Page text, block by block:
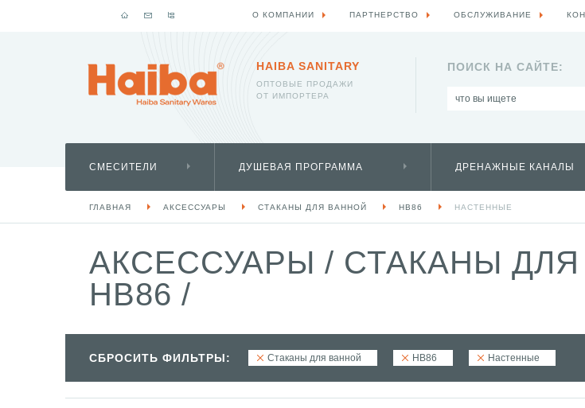
HAIBA SANITARY
ОПТОВЫЕ ПРОДАЖИ
ОТ ИМПОРТЕРА
ПОИСК НА САЙТЕ:
СМЕСИТЕЛИ ДУШЕВАЯ ПРОГРАММА ДРЕНАЖНЫЕ КАНАЛЫ
ГЛАВНАЯ АКСЕССУАРЫ СТАКАНЫ ДЛЯ ВАННОЙ HB86 НАСТЕННЫЕ
АКСЕССУАРЫ / СТАКАНЫ
HB86 /
СБРОСИТЬ ФИЛЬТРЫ: Стаканы для ванной HB86 Настенные
О КОМПАНИИ ПАРТНЕРСТВО ОБСЛУЖИВАНИЕ